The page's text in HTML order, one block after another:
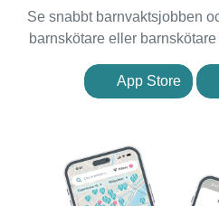
Se snabbt barnvaktsjobben
barnskötare eller
App Store